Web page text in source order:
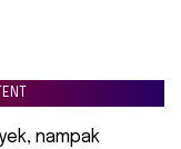
nampak